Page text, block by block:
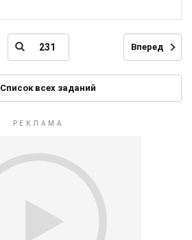
Вперед
Список всех заданий